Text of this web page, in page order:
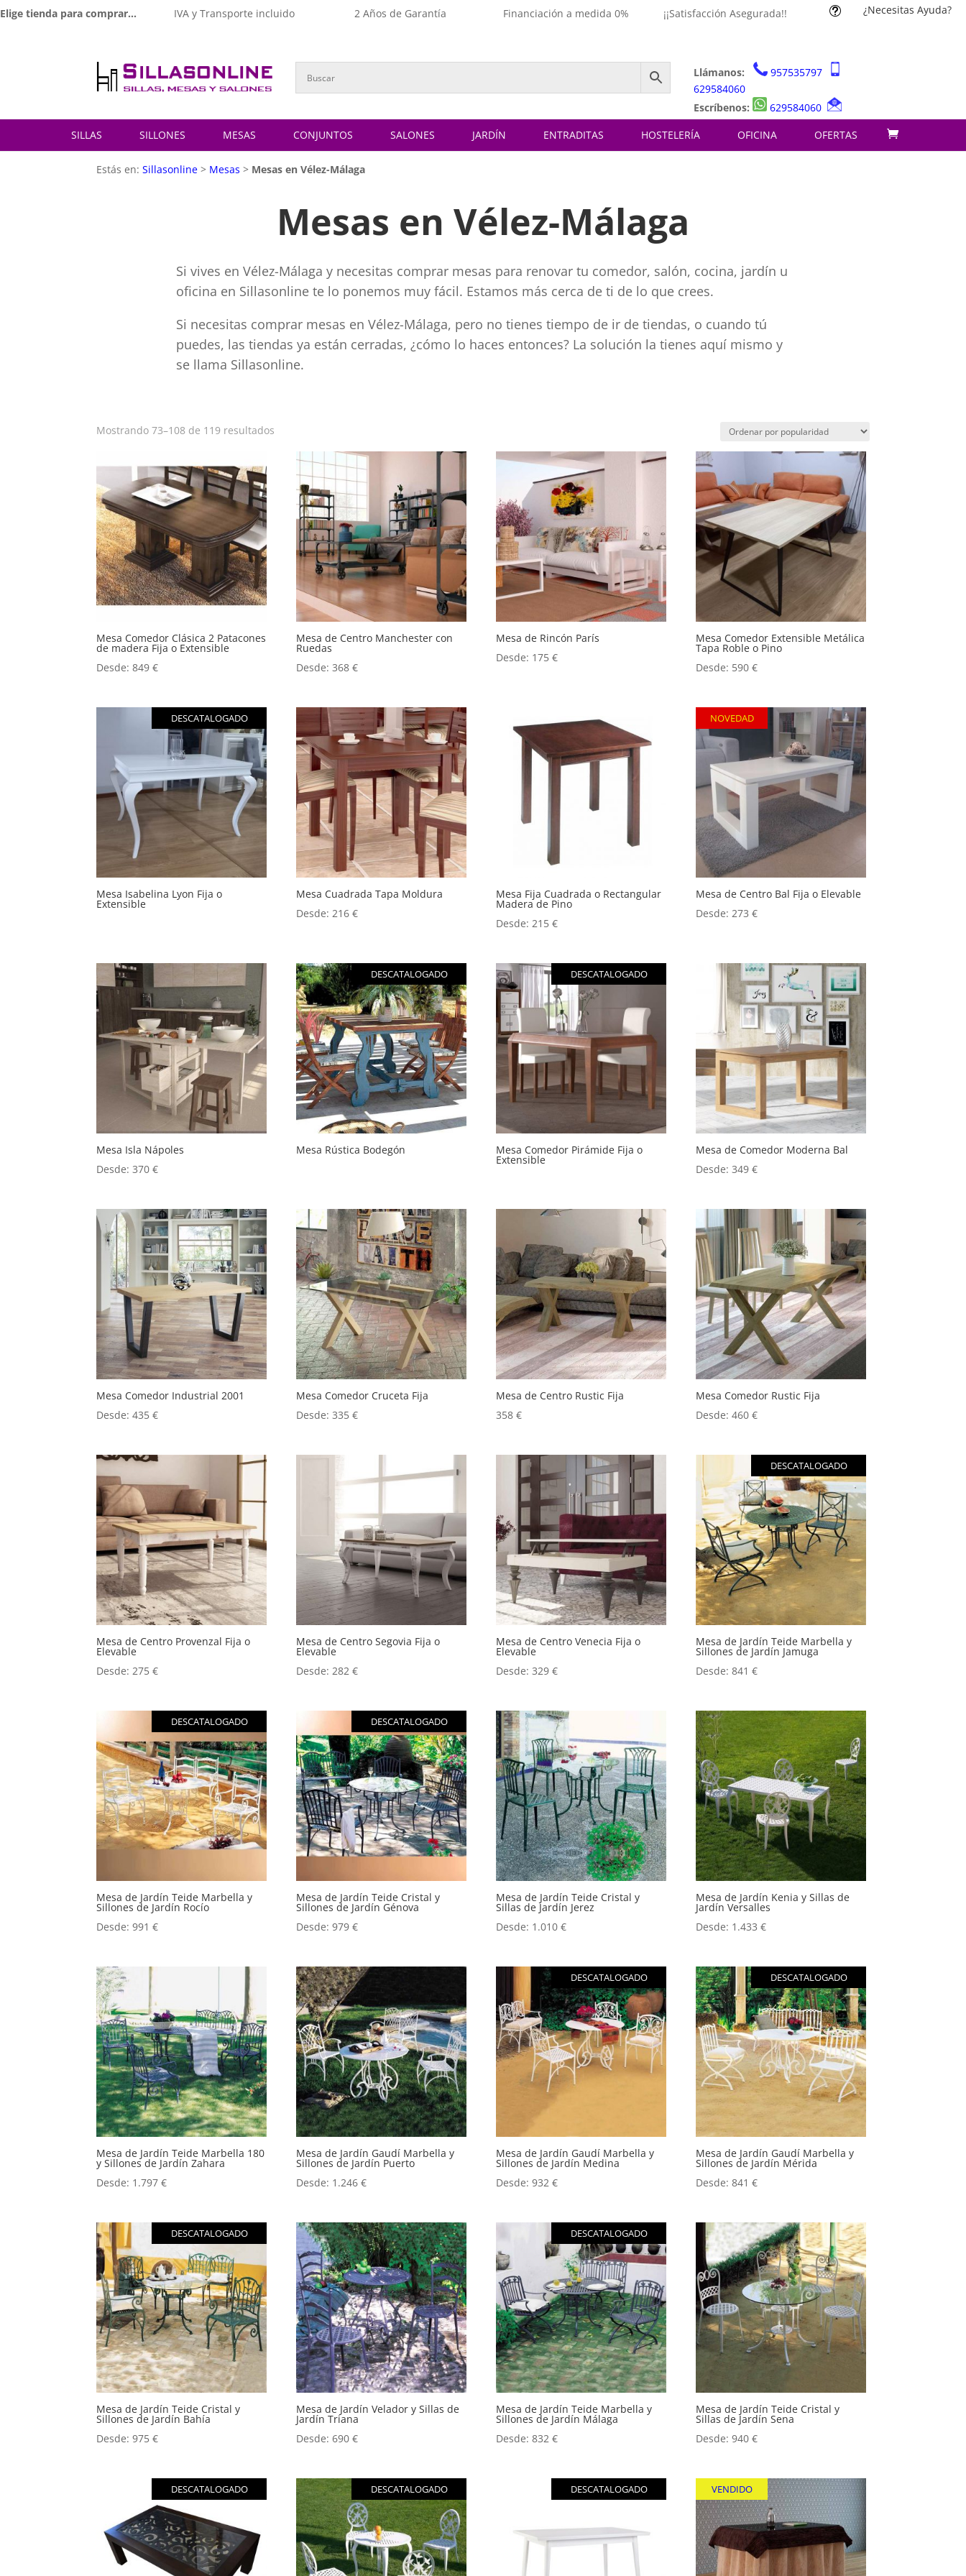
Elige tienda para comprar... IVA y Transporte incluido 2 Años de Garantía Financiación a medida 0% ¡¡Satisfacción Asegurada!! t ¿Necesitas Ayuda?
Llámanos:
957535797
629584060
Escríbenos:
629584060
SILLAS SILLONES MESAS CONJUNTOS SALONES JARDÍN ENTRADITAS HOSTELERÍA OFICINA OFERTAS
Estás en:Sillasonline > Mesas > Mesas en Vélez-Málaga
Mesas en Vélez-Málaga
Si vives en Vélez-Málaga y necesitas comprar mesas para renovar tu comedor, salón, cocina, jardín u
oficina en Sillasonline te lo ponemos muy fácil. Estamos más cerca de ti de lo que crees.
Si necesitas comprar mesas en Vélez-Málaga, pero no tienes tiempo de ir de tiendas, o cuando tú
puedes, las tiendas ya están cerradas, ¿cómo lo haces entonces? La solución la tienes aquí mismo y
se llama Sillasonline.
Mostrando 73–108 de 119 resultados
popularidad
Mesa Comedor Clásica 2 Patacones
de madera Fija o Extensible
Desde:849€
Mesa de Centro Manchester con
Ruedas
Desde:368€
Mesa de Rincón París
Desde: 175€
Mesa Comedor Extensible Metálica
Tapa Roble o Pino
Desde: 590€
DESCATALOGADO
Mesa Isabelina Lyon Fija o
Extensible
Mesa Cuadrada Tapa Moldura
Desde:216€
Mesa Fija Cuadrada o Rectangular
Madera de Pino
Desde:215€
NOVEDAD
Mesa de Centro Bal Fija o Elevable
Desde:273€
Mesa Isla Nápoles
Desde:370€
DESCATALOGADO
Mesa Rústica Bodegón
DESCATALOGADO
Mesa Comedor Pirámide Fija o
Extensible
Mesa de Comedor Moderna Bal
Desde:349€
Mesa Comedor Industrial 2001
Desde:435€
Mesa Comedor Cruceta Fija
Desde:335€
Mesa de Centro Rustic Fija
358€
Mesa Comedor Rustic Fija
Desde:460€
Mesa de Centro Provenzal Fija o
Elevable
Desde:275€
Mesa de Centro Segovia Fija o
Elevable
Desde:282€
Mesa de Centro Venecia Fija o
Elevable
Desde:329€
DESCATALOGADO
Mesa de Jardín Teide Marbella y
Sillones de Jardín Jamuga
Desde:841€
DESCATALOGADO
Mesa de Jardín Teide Marbella y
Sillones de Jardín Rocío
Desde:991€
DESCATALOGADO
Mesa de Jardín Teide Cristal y
Sillones de Jardín Génova
Desde:979€
Mesa de Jardín Teide Cristal y
Sillas de Jardín Jerez
Desde: 1.010€
Mesa de Jardín Kenia y Sillas de
Jardín Versalles
Desde: 1.433€
Mesa de Jardín Teide Marbella 180
y Sillones de Jardín Zahara
Desde: 1.797€
Mesa de Jardín Gaudí Marbella y
Sillones de Jardín Puerto
Desde: 1.246€
DESCATALOGADO
Mesa de Jardín Gaudí Marbella y
Sillones de Jardín Medina
Desde:932€
DESCATALOGADO
Mesa de Jardín Gaudí Marbella y
Sillones de Jardín Mérida
Desde:841€
DESCATALOGADO
Mesa de Jardín Teide Cristal y
Sillones de Jardín Bahía
Desde:975€
Mesa de Jardín Velador y Sillas de
Jardín Triana
Desde:690€
DESCATALOGADO
Mesa de Jardín Teide Marbella y
Sillones de Jardín Málaga
Desde:832€
Mesa de Jardín Teide Cristal y
Sillas de Jardín Sena
Desde:940€
DESCATALOGADO DESCATALOGADO DESCATALOGADO VENDIDO